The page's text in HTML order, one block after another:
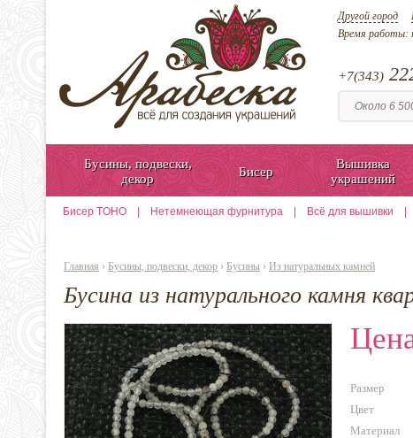
Другой город
Время работы:
+7(343)
Бусины, подвески,
декор
Бисер
Вышивка
украшений
Бисер TOHO Нетемнеющая фурнитура Всё для вышивки
Главная › Бусины, подвески, декор › Бусины › Из натуральных камней
Бусина из натурального камня
Размер
Цвет
Материал